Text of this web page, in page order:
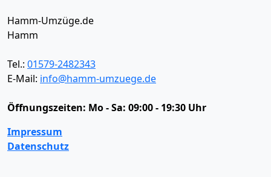
Hamm-Umzüge.de
Hamm
Tel.: 01579-2482343
E-Mail: info@hamm-umzuege.de
Öffnungszeiten: Mo - Sa: 09:00 - 19:30 Uhr
Impressum
Datenschutz